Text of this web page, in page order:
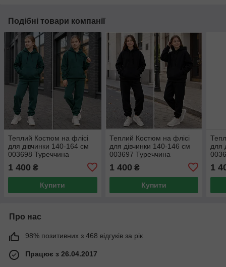
Подібні товари компанії
Теплий Костюм на флісі
для дівчинки 140-164 см
003698 Туреччина
1 400 ₴
Купити
Теплий Костюм на флісі
для дівчинки 140-146 см
003697 Туреччина
1 400 ₴
Купити
для
1
Про нас
98% позитивних з 468 відгуків за рік
Працює з 26.04.2017